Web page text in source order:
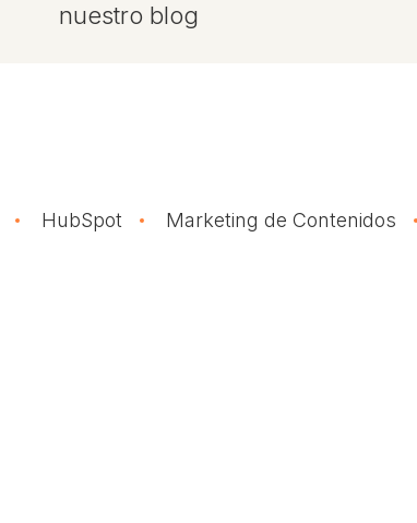
nuestro blog
HubSpot Marketing de Contenidos